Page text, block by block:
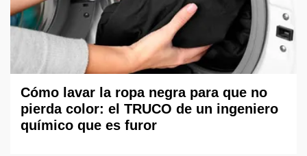
Cómo lavar la ropa negra para que no
pierda color: el TRUCO de un ingeniero
químico que es furor